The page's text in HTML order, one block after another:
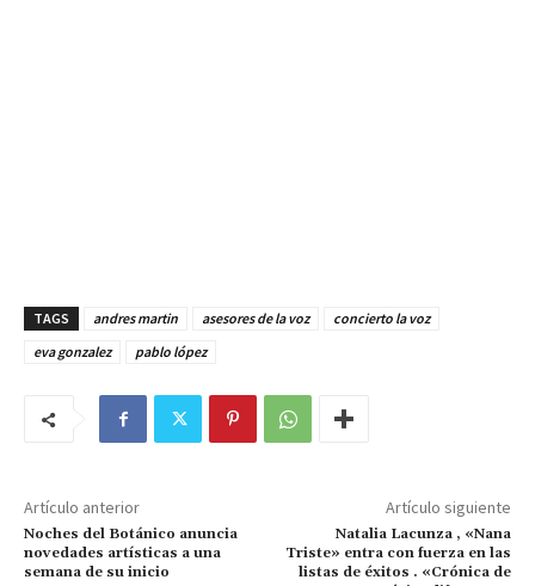
TAGS andres martin asesores de la voz
concierto la voz
eva gonzalez
pablo lópez
Artículo anterior
Noches del Botánico anuncia
novedades artísticas a una
semana de su inicio
Artículo siguiente
Natalia Lacunza , «Nana
Triste» entra con fuerza en las
listas de éxitos . «Crónica de